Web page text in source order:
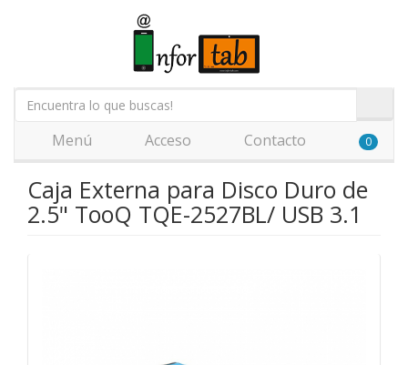
Menú Acceso Contacto 0
Caja Externa para Disco Duro de
2.5" TooQ TQE-2527BL/ USB 3.1